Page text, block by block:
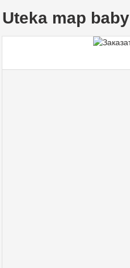
Uteka map baby